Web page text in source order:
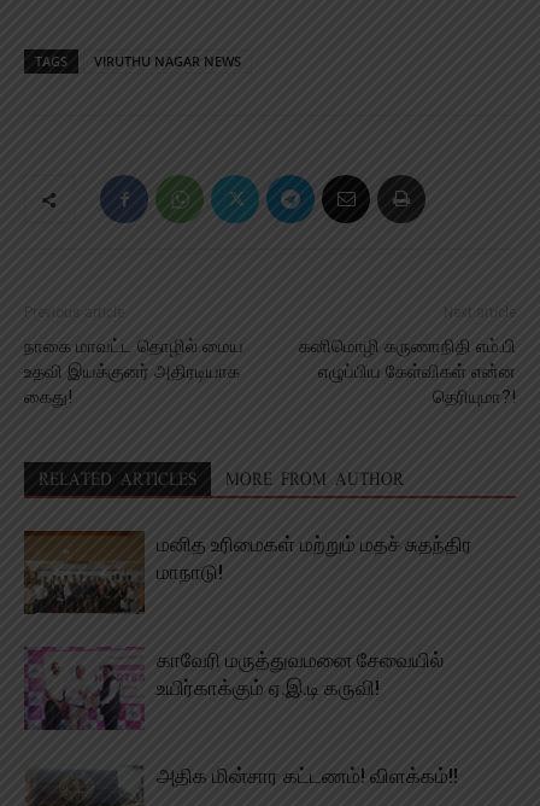
TAGS VIRUTHU NAGAR NEWS
Previous article
நாகை மாவட்ட தொழில் மைய
உதவி இயக்குனர் அதிரடியாக
கைது!
Next article
கனிமொழி கருணாநிதி எம்.பி
எழுப்பிய கேள்விகள் என்ன
தெரியுமா?!
RELATED ARTICLES MORE FROM AUTHOR
மனித உரிமைகள் மற்றும் மதச் சுதந்திர
மாநாடு!
காவேரி மருத்துவமனை சேவையில்
உயிர்காக்கும் ஏ.இ.டி கருவி!
அதிக மின்சார கட்டணம்! விளக்கம்!!